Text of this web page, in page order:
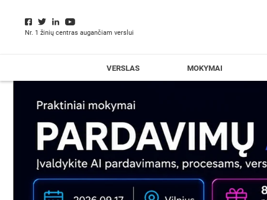
Nr. 1 žinių centras augančiam verslui
VERSLAS MOKYMAI